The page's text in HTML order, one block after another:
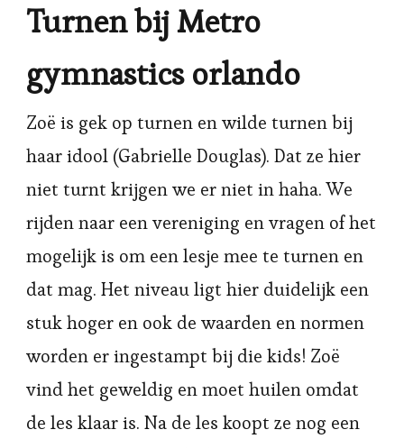
Turnen bij Metro
gymnastics orlando
Zoë is gek op turnen en wilde turnen bij
haar idool (Gabrielle Douglas). Dat ze hier
niet turnt krijgen we er niet in haha. We
rijden naar een vereniging en vragen of het
mogelijk is om een lesje mee te turnen en
dat mag. Het niveau ligt hier duidelijk een
stuk hoger en ook de waarden en normen
worden er ingestampt bij die kids! Zoë
vind het geweldig en moet huilen omdat
de les klaar is. Na de les koopt ze nog een